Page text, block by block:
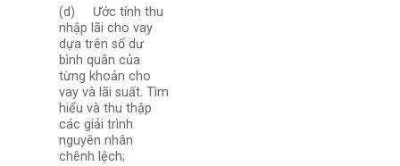
(d) Ước tính thu
nhập lãi cho vay
dựa trên số dư
bình quân của
từng khoản cho
vay và lãi suất. Tìm
hiểu và thu thập
các giải trình
nguyên nhân
chênh lệch;